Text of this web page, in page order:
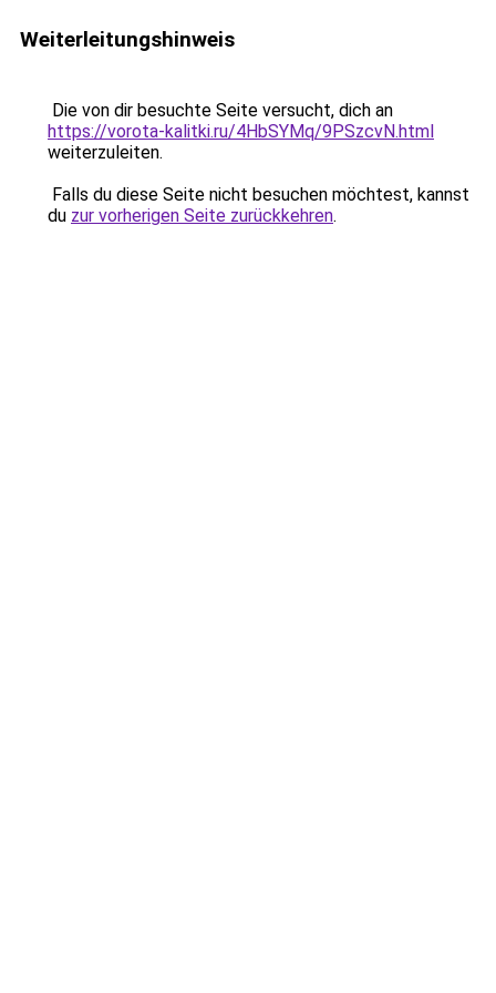
Weiterleitungshinweis
Die von dir besuchte Seite versucht, dich an
https://vorota-kalitki.ru/4HbSYMq/9PSzcvN.html
weiterzuleiten.
Falls du diese Seite nicht besuchen möchtest, kannst
du zur vorherigen Seite zurückkehren.